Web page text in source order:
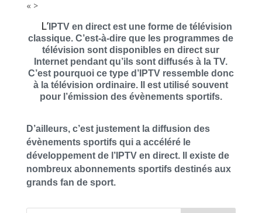
« >
L’ IPTV en direct est une forme de télévision
classique. C’est-à-dire que les programmes de
télévision sont disponibles en direct sur
Internet pendant qu’ils sont diffusés à la TV.
C’est pourquoi ce type d’IPTV ressemble donc
à la télévision ordinaire. Il est utilisé souvent
pour l’émission des évènements sportifs.
D’ailleurs, c’est justement la diffusion des
évènements sportifs qui a accéléré le
développement de l’IPTV en direct. Il existe de
nombreux abonnements sportifs destinés aux
grands fan de sport.